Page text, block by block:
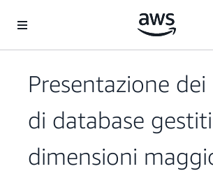
Presentazione
di database
dimensioni